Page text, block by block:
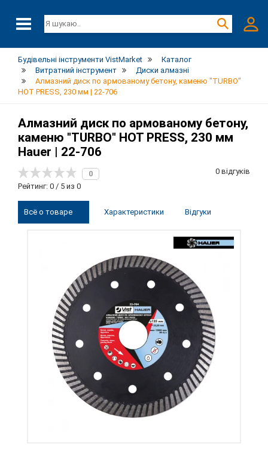
Будівельні інструменти VistMarket
Каталог
Витратний інструмент
Диски алмазні
Алмазний диск по армованому бетону, каменю "TURBO"
HOT PRESS, 230 мм | 22-706
Алмазний диск по армованому бетону,
каменю "TURBO" HOT PRESS, 230 мм
Hauer | 22-706
0
Рейтинг: 0 / 5 из 0
0 відгуків
Всё о товаре Характеристики Відгуки